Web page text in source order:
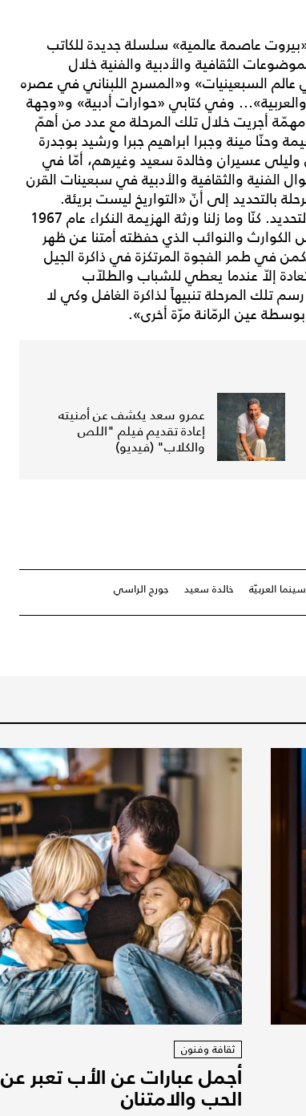
«بيروت عاصمة عالمية» سلسلة جديدة للكاتب
الثقافية والأدبية والفنية خلال
السبعينيات» و«المسرح اللبناني في عصره
وفي كتابي «حوارات أدبية» و«وجهة
أجريت خلال تلك المرحلة مع عدد من أهمّ
وحنّا مينة وجبرا ابراهيم جبرا ورشيد بوجدرة
عسيران وخالدة سعيد وغيرهم، أمّا في
الفنية والثقافية والأدبية في سبعينات القرن
بالتحديد إلى أنّ «التواريخ ليست بريئة.
السبعينات بشكل خاص. وفي لبنان على وجه التحديد. كنّا وما زلنا ورثة الهزيمة النكراء عام 1967
الكوارث والنوائب الذي حفظته أمتنا عن ظهر
في طمر الفجوة المرتكزة في ذاكرة الجيل
إلاّ عندما يعطي للشباب والطلاّب
تلك المرحلة تنبيهاً لذاكرة الغافل وكي لا
بوسطة عين الرمّانة مرّة أخرى».
عمرو سعد يكشف عن أمنيته
إعادة تقديم فيلم "اللص
والكلاب" (فيديو)
سينما العربيّة خالدة سعيد جورج الراسي
ثقافة وفنون
أجمل عبارات عن الأب تعبر عن
الحب والامتنان